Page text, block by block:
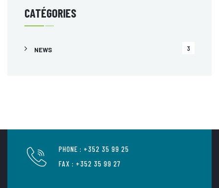
CATÉGORIES
NEWS 3
PHONE : +352 35 99 25
FAX : +352 35 99 27